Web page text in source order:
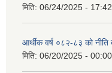
मिति: 06/24/2025 - 17:42
आर्थीक वर्ष ०८२-८३ को नीति
मिति: 06/20/2025 - 00:00